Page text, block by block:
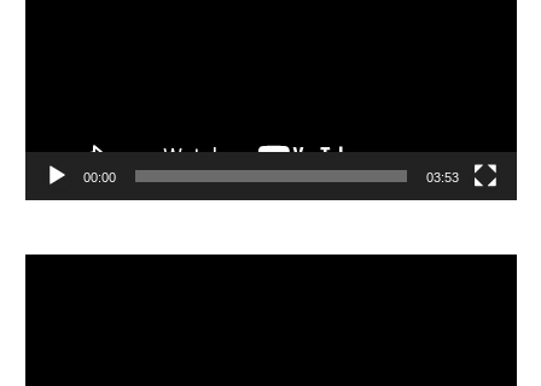
00:00 03:53